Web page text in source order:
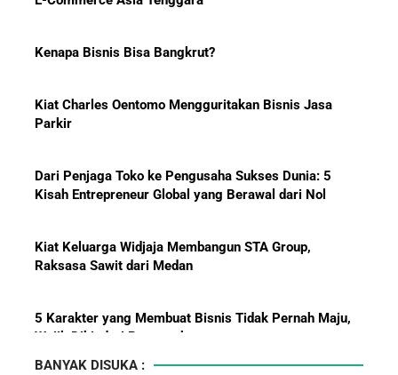
Hadiah Piala Dunia 2026: Berapa
Menanti Solar B50: Mampukah
Menjadi Revolusi Baru Energi
Kenapa Bisnis Bisa Bangkrut?
Kiat Charles Oentomo Mengguritakan Bisnis Jasa
Parkir
Dari Penjaga Toko ke Pengusaha Sukses Dunia: 5
Kisah Entrepreneur Global yang Berawal dari Nol
Kiat Keluarga Widjaja Membangun STA Group,
Raksasa Sawit dari Medan
5 Karakter yang Membuat Bisnis Tidak Pernah Maju,
Wajib Dihindari Pengusaha
BANYAK DISUKA :